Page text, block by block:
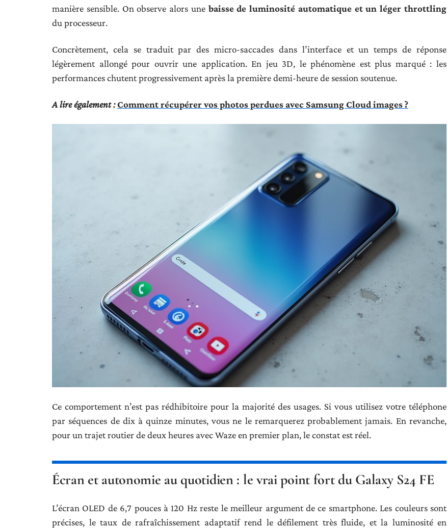
manière sensible. On observe alors une baisse de luminosité automatique et un léger throttling
du processeur.
Concrètement, cela se traduit par des micro-saccades dans l’interface et un temps de réponse
légèrement allongé pour ouvrir une application. En jeu 3D, le phénomène est plus marqué : les
performances chutent progressivement après la première demi-heure de session soutenue.
A lire également :Comment récupérer vos photos perdues avec Samsung Cloud images ?
Ce comportement n’est pas rédhibitoire pour la majorité des usages. Si vous utilisez votre téléphone
par séquences de dix à quinze minutes, vous ne le remarquerez probablement jamais. En revanche,
pour un trajet routier de deux heures avec Waze en premier plan, le constat est réel.
Écran et autonomie au quotidien : le vrai point fort du Galaxy S24 FE
L’écran OLED de 6,7 pouces à 120 Hz reste le meilleur argument de ce smartphone. Les couleurs sont
précises, le taux de rafraîchissement adaptatif rend le défilement très fluide, et la luminosité en